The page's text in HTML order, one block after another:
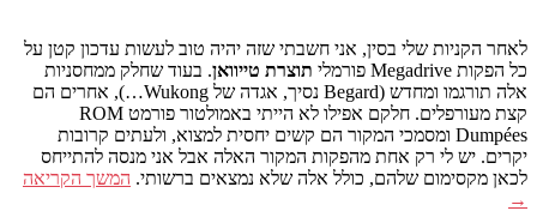
לאחר הקניות שלי בסין, אני חשבתי שזה יהיה טוב לעשות עדכון קטן על
כל הפקות Megadrive פורמלי
תוצרת טייוואן. בעוד שחלק ממחסניות
אלה תורגמו ומחדש (Begard נסיך, אגדה של Wukong…), אחרים הם
קצת מעורפלים. חלקם אפילו לא הייתי באמולטור פורמט ROM
Dumpées ומסמכי המקור הם קשים יחסית למצוא, ולעתים קרובות
יקרים. יש לי רק אחת מהפקות המקור האלה אבל אני מנסה להתייחס
לכאן מקסימום שלהם, כולל אלה שלא נמצאים ברשותי. המשך הקריאה
→